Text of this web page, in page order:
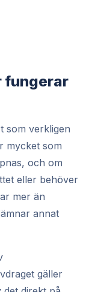
fungerar
som verkligen
mycket som
och om
eller behöver
mer än
annat
gäller